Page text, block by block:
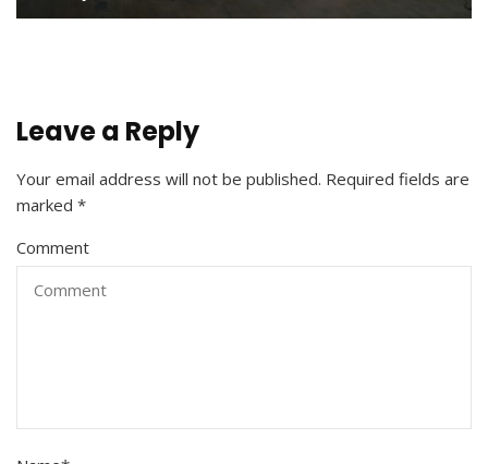
Leave a Reply
Your email address will not be published. Required fields are
marked *
Comment